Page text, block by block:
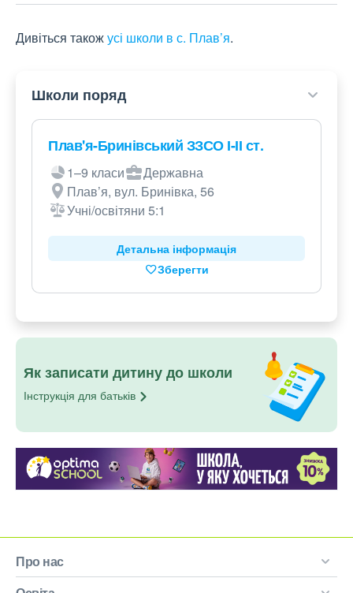
Дивіться такожусі школи в с. Плав’я.
Школи поряд
Плав'я-Бринівський ЗЗСО І-ІІ ст.
1–9 класи
Державна
Плав’я, вул. Бринівка, 56
Учні/освітяни 5:1
Детальна інформація
Зберегти
Як записати дитину до школи
Інструкція для батьків
Про нас